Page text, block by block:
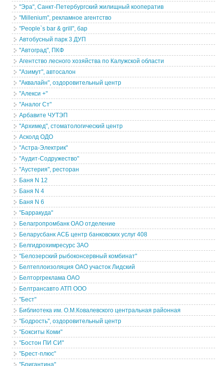
"Эра", Санкт-Петербургский жилищный кооператив
"Millenium", рекламное агентство
"People`s bar & grill", бар
Автобусный парк 3 ДУП
"Автоград", ПКФ
Агентство лесного хозяйства по Калужской области
"Азимут", автосалон
"Аквалайн", оздоровительный центр
"Алекси +"
"Аналог Ст"
Арбавите ЧУТЭП
"Архимед", стоматологический центр
Асколд ОДО
"Астра-Электрик"
"Аудит-Содружество"
"Аустерия", ресторан
Баня N 12
Баня N 4
Баня N 6
"Барракуда"
Белагропромбанк ОАО отделение
Беларусбанк АСБ центр банковских услуг 408
Белгидрохимресурс ЗАО
"Белозерский рыбоконсервный комбинат"
Белтеплоизоляция ОАО участок Лидский
Белторгреклама ОАО
Белтрансавто АТП ООО
"Бест"
Библиотека им. О.М.Ковалевского центральная районная
"Бодрость", оздоровительный центр
"Бокситы Коми"
"Бостон ПИ СИ"
"Брест-плюс"
"Бригантина"